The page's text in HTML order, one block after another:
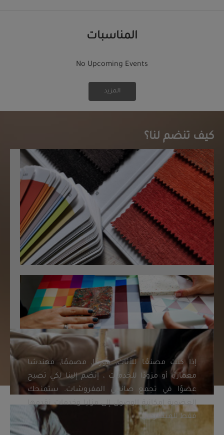
المناسبات
No Upcoming Events
المزيد
كيف تنضم لنا؟
إذا كنت مصنعًا للأثاث, موزعًا, مصممًا, مهندسًا
معماريًا أو مزودًا للخدمات ، إنضم إلينا لكي تصبح
عضوًا في تجمع صانعي المفروشات. ستمنحك
العضوية إمكانية الوصول إلى مزايا وخدمات نقدمها
فقط للمشتركين.